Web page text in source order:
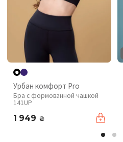
Урбан комфорт Pro
Бра с формованной чашкой
141UP
1 949 ₴